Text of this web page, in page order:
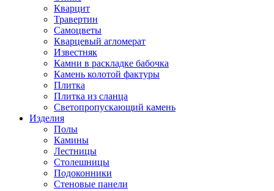
Кварцит
Травертин
Самоцветы
Кварцевый агломерат
Известняк
Камни в раскладке бабочка
Камень колотой фактуры
Плитка
Плитка из сланца
Светопропускающий камень
Изделия
Полы
Камины
Лестницы
Столешницы
Подоконники
Стеновые панели